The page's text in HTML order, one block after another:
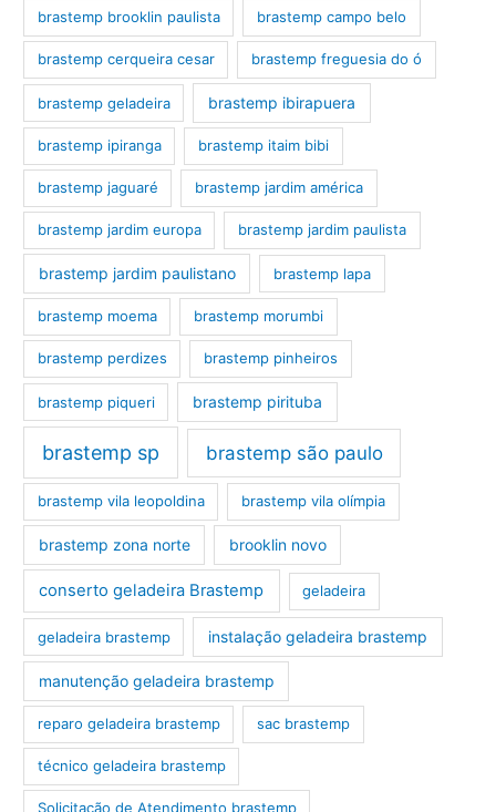
brastemp brooklin paulista brastemp campo belo
brastemp cerqueira cesar brastemp freguesia do ó
brastemp geladeira brastemp ibirapuera
brastemp ipiranga brastemp itaim bibi
brastemp jaguaré brastemp jardim américa
brastemp jardim europa brastemp jardim paulista
brastemp jardim paulistano brastemp lapa
brastemp moema brastemp morumbi
brastemp perdizes brastemp pinheiros
brastemp piqueri brastemp pirituba
brastemp sp brastemp são paulo
brastemp vila leopoldina brastemp vila olímpia
brastemp zona norte brooklin novo
conserto geladeira Brastemp geladeira
geladeira brastemp instalação geladeira brastemp
manutenção geladeira brastemp
reparo geladeira brastemp sac brastemp
técnico geladeira brastemp
‎Solicitação de Atendimento brastemp